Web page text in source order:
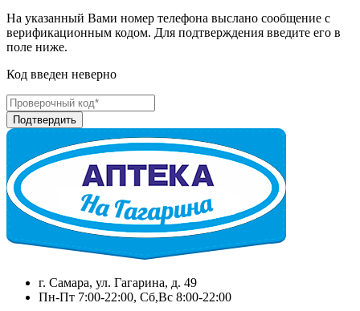
На указанный Вами номер телефона выслано сообщение с
верификационным кодом. Для подтверждения введите его в
поле ниже.
Код введен неверно
г. Самара, ул. Гагарина, д. 49
Пн-Пт 7:00-22:00, Сб,Вс 8:00-22:00